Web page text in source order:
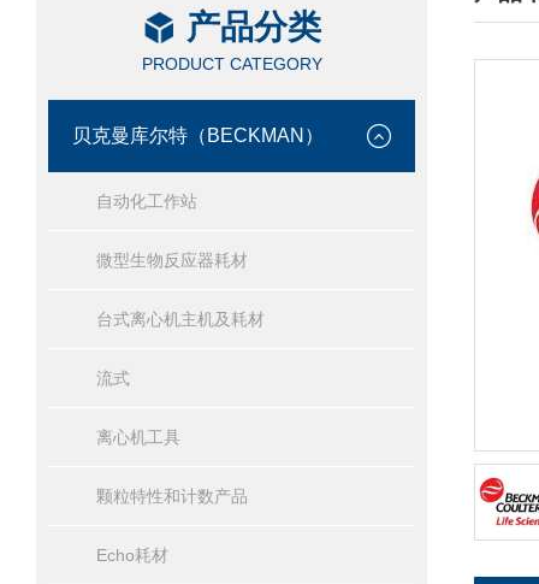
产品分类
PRODUCT CATEGORY
贝克曼库尔特（BECKMAN）
自动化工作站
微型生物反应器耗材
台式离心机主机及耗材
流式
离心机工具
颗粒特性和计数产品
Echo耗材
/